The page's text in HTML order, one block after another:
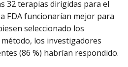
32 terapias dirigidas para el
FDA funcionarían mejor para
seleccionado los
los investigadores
(86 %) habrían respondido.